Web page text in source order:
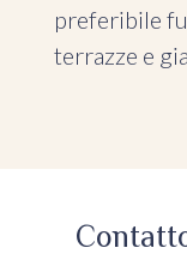
preferibile
terrazze e